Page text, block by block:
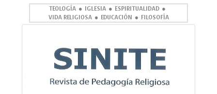
TEOLOGÍA IGLESIA
ESPIRITUALIDAD
VIDA RELIGIOSA
EDUCACIÓN FILOSOFÍA